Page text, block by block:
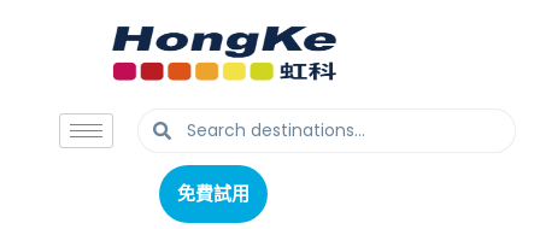
免費試用
免費試用